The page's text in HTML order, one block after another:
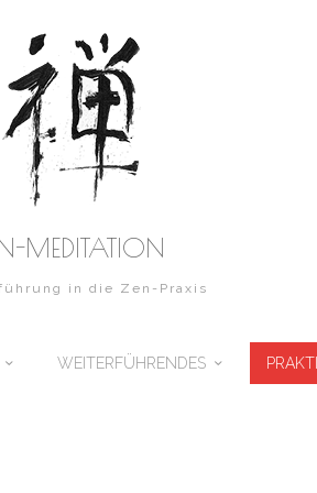
MEDITATION
in die Zen-Praxis
WEITERFÜHRENDES